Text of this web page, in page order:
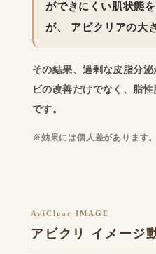
ができにくい肌状態
が、 アビクリアの大
その結果、過剰な皮脂分
ビの改善だけでなく、脂
です。
※効果には個人差があります。
AviClear IMAGE
アビクリ イメージ